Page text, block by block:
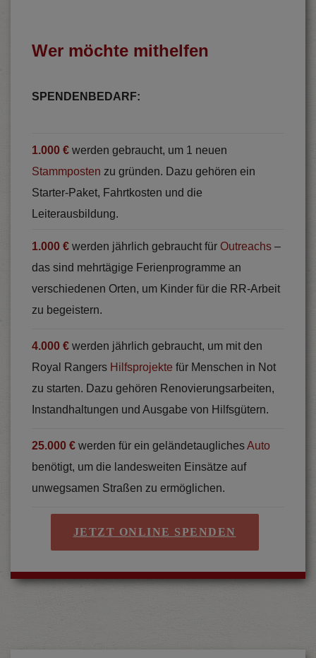
Wer möchte mithelfen
SPENDENBEDARF:
1.000 € werden gebraucht, um 1 neuen
Stammposten zu gründen. Dazu gehören ein
Starter-Paket, Fahrtkosten und die
Leiterausbildung.
1.000 € werden jährlich gebraucht für Outreachs –
das sind mehrtägige Ferienprogramme an
verschiedenen Orten, um Kinder für die RR-Arbeit
zu begeistern.
4.000 € werden jährlich gebraucht, um mit den
Royal Rangers Hilfsprojekte für Menschen in Not
zu starten. Dazu gehören Renovierungsarbeiten,
Instandhaltungen und Ausgabe von Hilfsgütern.
25.000 € werden für ein geländetauglichesAuto
benötigt, um die landesweiten Einsätze auf
unwegsamen Straßen zu ermöglichen.
JETZT ONLINE SPENDEN